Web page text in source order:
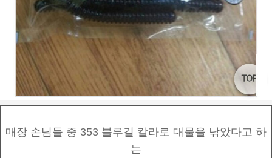
매장 손님들 중 353 블루길 칼라로 대물을 낚았다고 하
는